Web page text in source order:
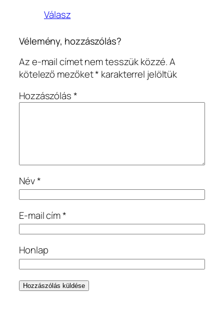
Válasz
Vélemény, hozzászólás?
Az e-mail címet nem tesszük közzé.A
kötelező mezőket* karakterrel jelöltük
Hozzászólás*
Név*
E-mail cím*
Honlap